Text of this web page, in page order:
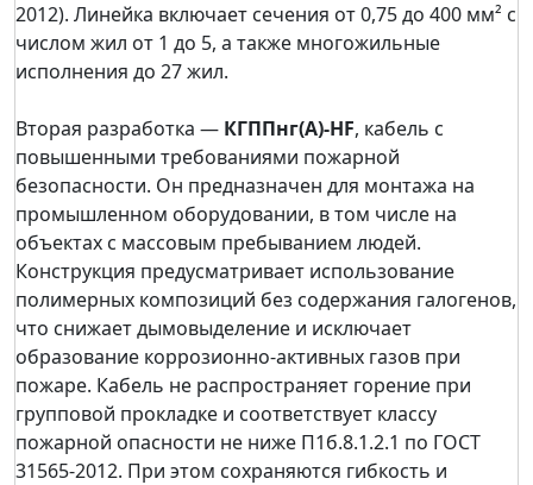
2012). Линейка включает сечения от 0,75 до 400 мм² с
числом жил от 1 до 5, а также многожильные
исполнения до 27 жил.
Вторая разработка — КГППнг(А)-HF, кабель с
повышенными требованиями пожарной
безопасности. Он предназначен для монтажа на
промышленном оборудовании, в том числе на
объектах с массовым пребыванием людей.
Конструкция предусматривает использование
полимерных композиций без содержания галогенов,
что снижает дымовыделение и исключает
образование коррозионно-активных газов при
пожаре. Кабель не распространяет горение при
групповой прокладке и соответствует классу
пожарной опасности не ниже П1б.8.1.2.1 по ГОСТ
31565-2012. При этом сохраняются гибкость и